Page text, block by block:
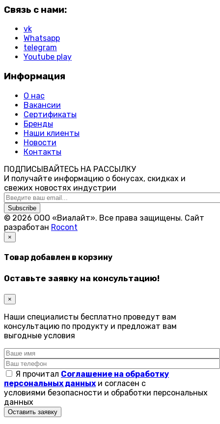
Связь с нами:
vk
Whatsapp
telegram
Youtube play
Информация
О нас
Вакансии
Сертификаты
Бренды
Наши клиенты
Новости
Контакты
ПОДПИСЫВАЙТЕСЬ НА РАССЫЛКУ
И получайте информацию о бонусах, скидках и
свежих новостях индустрии
Subscribe
© 2026 ООО «Виалайт». Все права защищены. Cайт
разработан Rocont
×
Товар добавлен в корзину
Оставьте заявку на консультацию!
×
Наши специалисты бесплатно проведут вам
консультацию по продукту и предложат вам
выгодные условия
Я прочитал Соглашение на обработку
персональных данных и согласен с
условиями безопасности и обработки персональных
данных
Оставить заявку